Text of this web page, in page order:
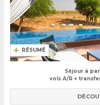
RÉSUMÉ
Séjour à
vols A/R +